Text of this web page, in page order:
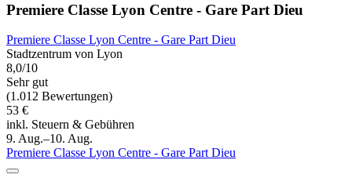
Premiere Classe Lyon Centre - Gare Part Dieu
Premiere Classe Lyon Centre - Gare Part Dieu
Stadtzentrum von Lyon
8,0/10
Sehr gut
(1.012 Bewertungen)
53 €
inkl. Steuern & Gebühren
9. Aug.–10. Aug.
Premiere Classe Lyon Centre - Gare Part Dieu